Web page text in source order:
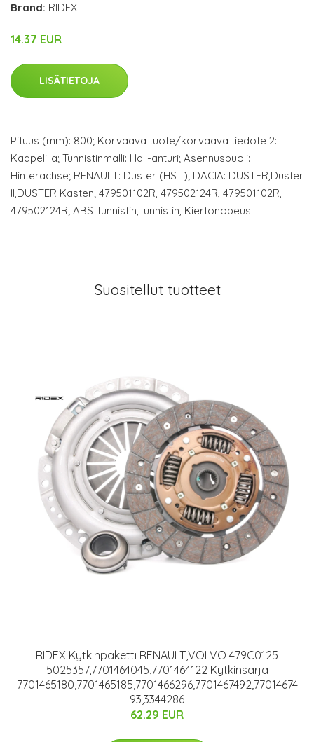
Brand: RIDEX
14.37 EUR
LISÄTIETOJA
Pituus (mm): 800; Korvaava tuote/korvaava tiedote 2:
Kaapelilla; Tunnistinmalli: Hall-anturi; Asennuspuoli:
Hinterachse; RENAULT: Duster (HS_); DACIA: DUSTER,Duster
II,DUSTER Kasten; 479501102R, 479502124R, 479501102R,
479502124R; ABS Tunnistin,Tunnistin, Kiertonopeus
Suositellut tuotteet
RIDEX Kytkinpaketti RENAULT,VOLVO 479C0125
5025357,7701464045,7701464122 Kytkinsarja
7701465180,7701465185,7701466296,7701467492,77014674
93,3344286
62.29 EUR